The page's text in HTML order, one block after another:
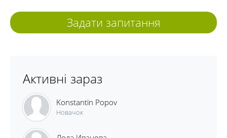
Задати запитання
Активні зараз
Konstantin Popov
Новачок